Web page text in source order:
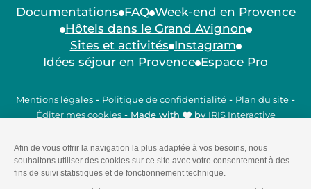
Documentations FAQ Week-end en Provence
Hôtels dans le Grand Avignon
Sites et activités Instagram
Idées séjour en Provence Espace Pro
Mentions légales - Politique de confidentialité - Plan du site -
Éditer mes cookies - Made with by IRIS Interactive
confidentialitéet lesconditions d'utilisationde Google
s'appliquent.